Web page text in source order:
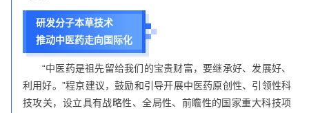
研发分子本草技术
推动中医药走向国际化
“中医药是祖先留给我们的宝贵财富，要继承好、发展好、
利用好。”程京建议，鼓励和引导开展中医药原创性、引领性科
技攻关，设立具有战略性、全局性、前瞻性的国家重大科技项